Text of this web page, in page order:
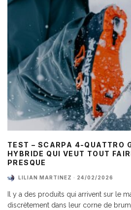
TEST – SCARPA 4-QUATTRO
HYBRIDE QUI VEUT TOUT
PRESQUE
LILIAN MARTINEZ · 24/02/2026
Il y a des produits qui arrivent sur le
discrètement dans leur corne de